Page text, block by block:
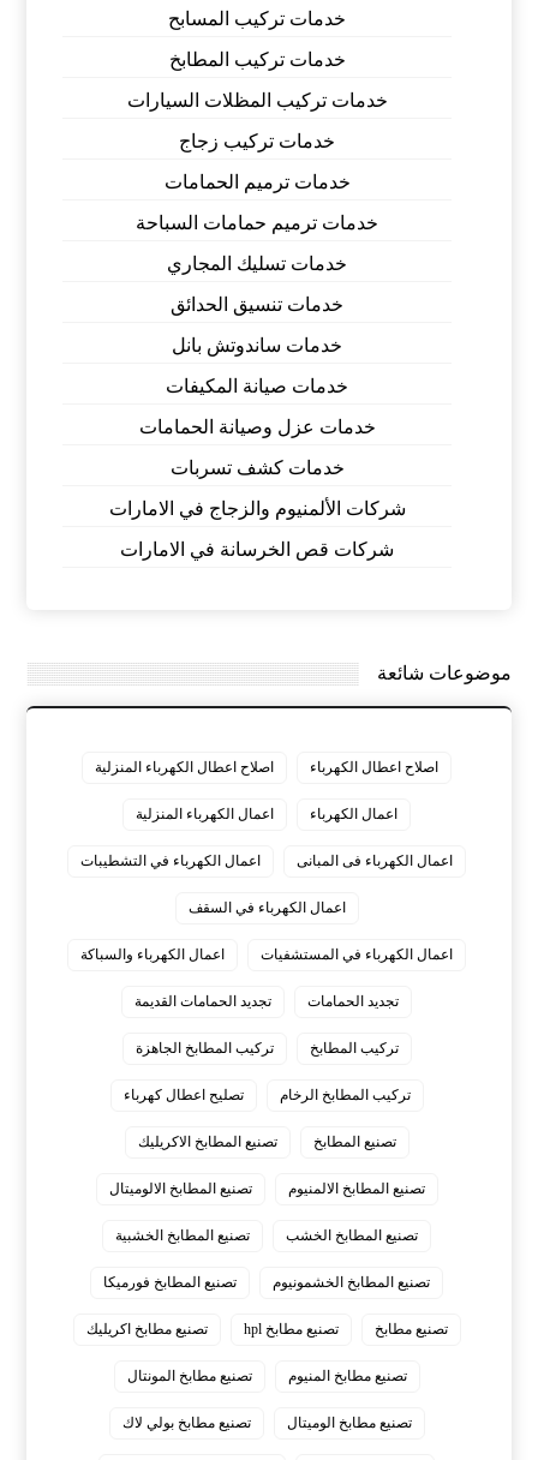
خدمات تركيب المسابح
خدمات تركيب المطابخ
خدمات تركيب المظلات السيارات
خدمات تركيب زجاج
خدمات ترميم الحمامات
خدمات ترميم حمامات السباحة
خدمات تسليك المجاري
خدمات تنسيق الحدائق
خدمات ساندوتش بانل
خدمات صيانة المكيفات
خدمات عزل وصيانة الحمامات
خدمات كشف تسربات
شركات الألمنيوم والزجاج في الامارات
شركات قص الخرسانة في الامارات
موضوعات شائعة
اصلاح اعطال الكهرباء اصلاح اعطال الكهرباء المنزلية
اعمال الكهرباء اعمال الكهرباء المنزلية
اعمال الكهرباء فى المبانى اعمال الكهرباء في التشطيبات
اعمال الكهرباء في السقف
اعمال الكهرباء في المستشفيات اعمال الكهرباء والسباكة
تجديد الحمامات تجديد الحمامات القديمة
تركيب المطابخ تركيب المطابخ الجاهزة
تركيب المطابخ الرخام تصليح اعطال كهرباء
تصنيع المطابخ تصنيع المطابخ الاكريليك
تصنيع المطابخ الالمنيوم تصنيع المطابخ الالوميتال
تصنيع المطابخ الخشب تصنيع المطابخ الخشبية
تصنيع المطابخ الخشمونيوم تصنيع المطابخ فورميكا
تصنيع مطابخ تصنيع مطابخ hpl تصنيع مطابخ اكريليك
تصنيع مطابخ المنيوم تصنيع مطابخ المونتال
تصنيع مطابخ الوميتال تصنيع مطابخ بولي لاك